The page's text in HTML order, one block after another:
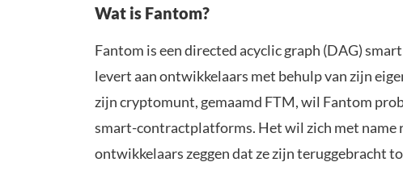
Wat is Fantom?
Fantom is een directed acyclic graph (DAG)
levert aan ontwikkelaars met behulp van zijn
zijn cryptomunt, gemaamd FTM, wil Fantom
smart-contractplatforms. Het wil zich met name
ontwikkelaars zeggen dat ze zijn teruggebracht